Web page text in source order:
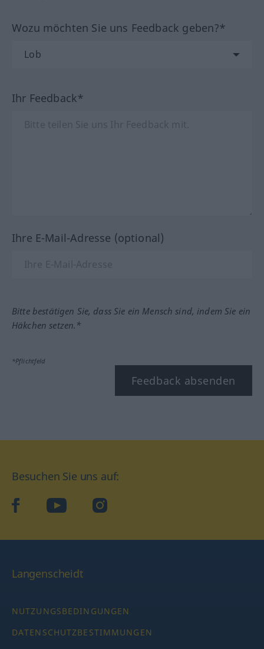
Wozu möchten Sie uns Feedback geben?*
Ihr Feedback*
Ihre E-Mail-Adresse (optional)
Bitte bestätigen Sie, dass Sie ein Mensch sind, indem Sie ein
Häkchen setzen.*
*Pflichtfeld
Feedback absenden
Besuchen Sie uns auf:
facebookYouTube Instagram
Langenscheidt
NUTZUNGSBEDINGUNGEN
DATENSCHUTZBESTIMMUNGEN